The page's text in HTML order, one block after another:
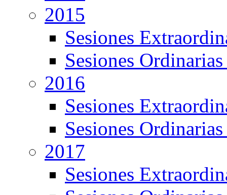
2015
Sesiones
Sesiones
2016
Sesiones
Sesiones
2017
Sesiones